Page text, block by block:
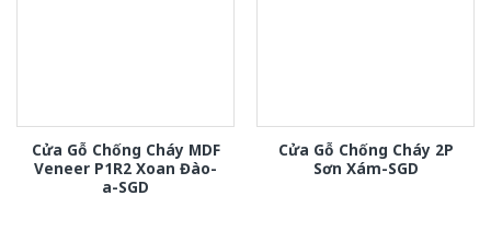
Cửa Gỗ Chống Cháy MDF
Veneer P1R2 Xoan Đào-
a-SGD
Cửa Gỗ Chống Cháy 2P
Sơn Xám-SGD